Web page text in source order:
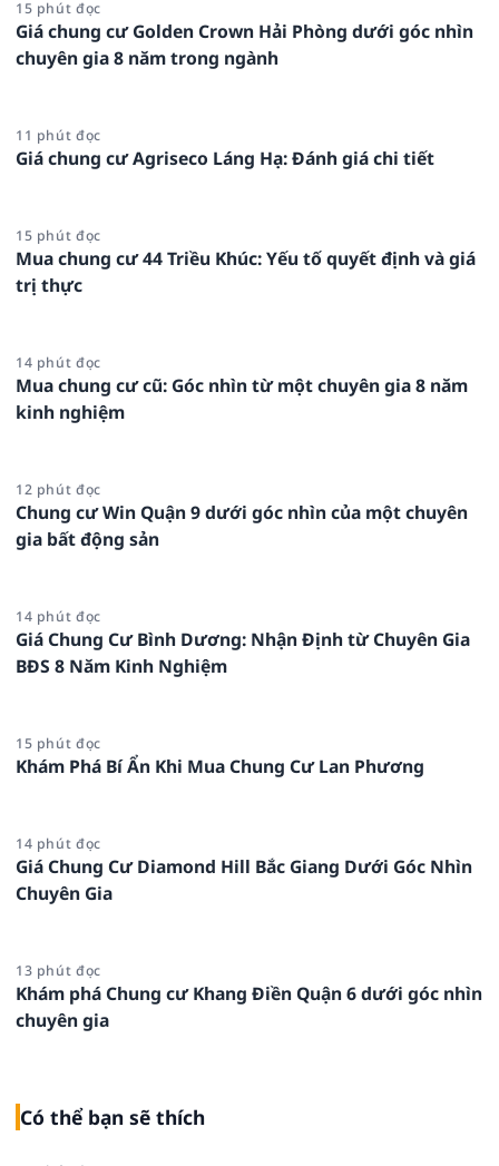
15 phút đọc
Giá chung cư Golden Crown Hải Phòng dưới góc nhìn
chuyên gia 8 năm trong ngành
11 phút đọc
Giá chung cư Agriseco Láng Hạ: Đánh giá chi tiết
15 phút đọc
Mua chung cư 44 Triều Khúc: Yếu tố quyết định và giá
trị thực
14 phút đọc
Mua chung cư cũ: Góc nhìn từ một chuyên gia 8 năm
kinh nghiệm
12 phút đọc
Chung cư Win Quận 9 dưới góc nhìn của một chuyên
gia bất động sản
14 phút đọc
Giá Chung Cư Bình Dương: Nhận Định từ Chuyên Gia
BĐS 8 Năm Kinh Nghiệm
15 phút đọc
Khám Phá Bí Ẩn Khi Mua Chung Cư Lan Phương
14 phút đọc
Giá Chung Cư Diamond Hill Bắc Giang Dưới Góc Nhìn
Chuyên Gia
13 phút đọc
Khám phá Chung cư Khang Điền Quận 6 dưới góc nhìn
chuyên gia
Có thể bạn sẽ thích